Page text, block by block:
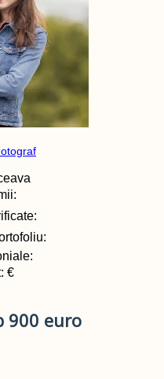
€
900 euro